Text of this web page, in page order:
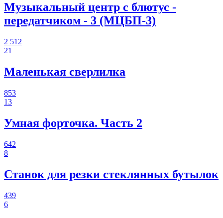
Музыкальный центр с блютус -
передатчиком - 3 (МЦБП-3)
2 512
21
Маленькая сверлилка
853
13
Умная форточка. Часть 2
642
8
Станок для резки стеклянных бутылок
439
6